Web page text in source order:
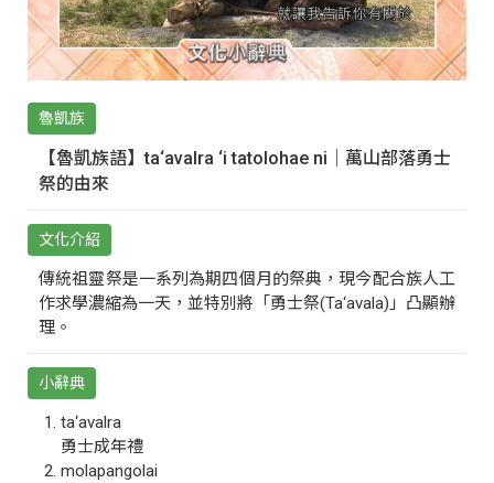
魯凱族
【魯凱族語】ta‘avalra ‘i tatolohae ni｜萬山部落勇士
祭的由來
文化介紹
傳統祖靈祭是一系列為期四個月的祭典，現今配合族人工
作求學濃縮為一天，並特別將「勇士祭(Ta‘avala)」凸顯辦
理。
小辭典
ta‘avalra
勇士成年禮
molapangolai